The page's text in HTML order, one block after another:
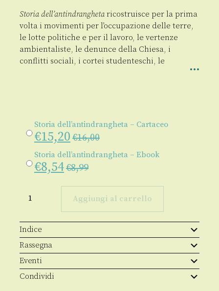
Storia dell’antindrangheta ricostruisce per la prima
volta i movimenti per l’occupazione delle terre,
le lotte politiche e per il lavoro, le vertenze
ambientaliste, le denunce della Chiesa, i
conflitti sociali, i cortei studenteschi, le
Storia dell’antindrangheta – Cartaceo
€15,20 €16,00
Storia dell’antindrangheta – Ebook
€8,54€8,99
dell’antindranghetaAggiungi al carrello
Indice
Rassegna
Eventi
Condividi